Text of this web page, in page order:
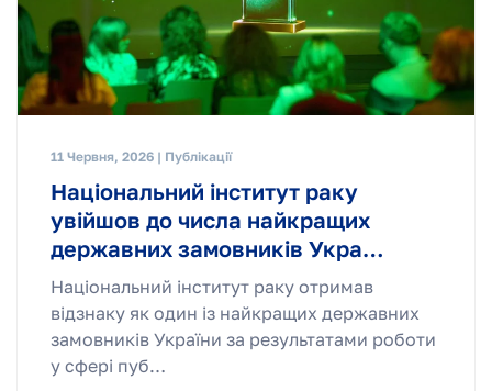
11 Червня, 2026 | Публікації
Національний інститут раку
увійшов до числа найкращих
державних замовників Укра…
Національний інститут раку отримав
відзнаку як один із найкращих державних
замовників України за результатами роботи
у сфері пуб…